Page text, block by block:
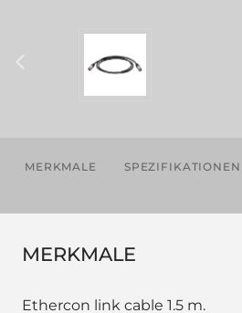
MERKMALE SPEZIFIKATIONEN
MERKMALE
Ethercon link cable 1.5 m.